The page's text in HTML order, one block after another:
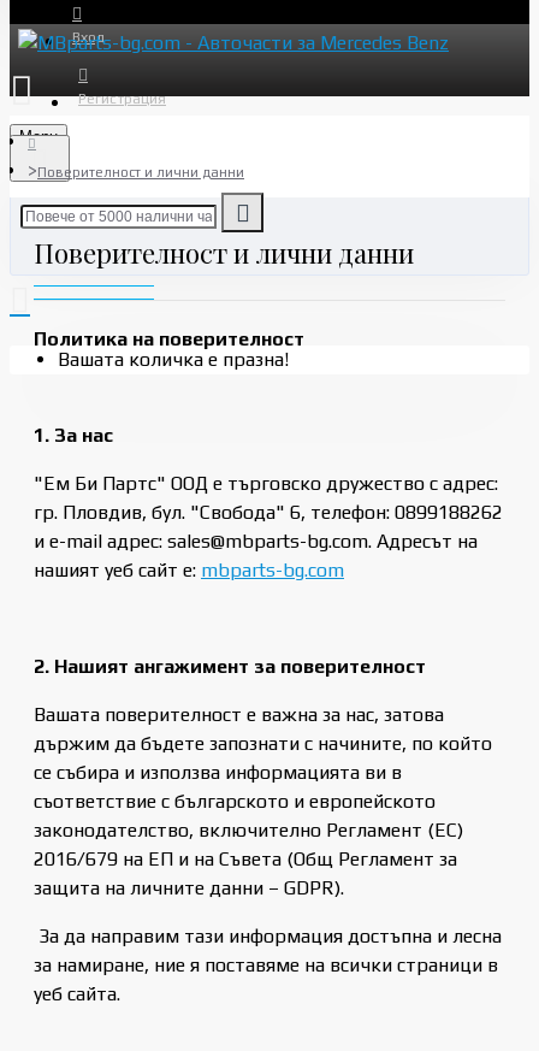
Вход
Регистрация
Menu
Вашата количка е празна!
Поверителност и лични данни
Поверителност и лични данни
Политика на поверителност
1. За нас
"Ем Би Партс" ООД е търговско дружество с адрес:
гр. Пловдив, бул. "Свобода" 6, телефон: 0899188262
и e-mail адрес: sales@mbparts-bg.com. Адресът на
нашият уеб сайт е: mbparts-bg.com
2. Нашият ангажимент за поверителност
Вашата поверителност е важна за нас, затова
държим да бъдете запознати с начините, по който
се събира и използва информацията ви в
съответствие с българското и европейското
законодателство, включително Регламент (ЕС)
2016/679 на ЕП и на Съвета (Общ Регламент за
защита на личните данни – GDPR).
За да направим тази информация достъпна и лесна
за намиране, ние я поставяме на всички страници в
уеб сайта.